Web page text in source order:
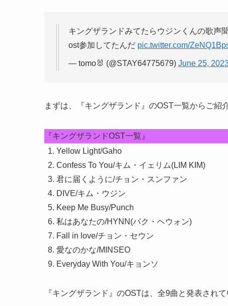
キングザランドみてたらウジンくんの歌声
ost参加してたんだ pic.twitter.com/
— tomo🐰 (@STAY64775679) June 25,
まずは、『キングザランド』のOST一覧からご紹
『キングザランドOST一覧』
Yellow Light/Gaho
Confess To You/キム・イェリム(LIM KIM)
君に届くように/チョン・スンファン
DIVE/キム・ウジン
Keep Me Busy/Punch
私はあなたの/HYNN(パク・ヘウォン)
Fall in love/チョン・セウン
愛なのかな/MINSEO
Everyday With You/キョンソ
『キングザランド』のOSTは、 全9曲 と発表され